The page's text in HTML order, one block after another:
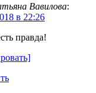
Вавилова:
в 22:26
правда!